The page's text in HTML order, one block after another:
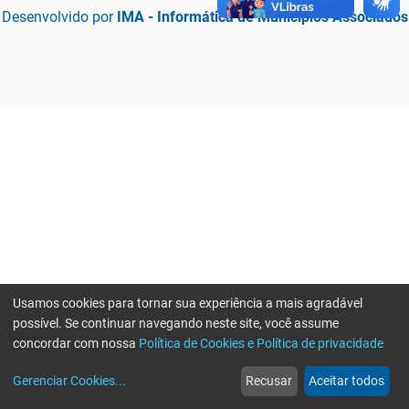
Desenvolvido por IMA - Informática de Municípios Associados
web
Notícias
more_horiz
Mais
Usamos cookies para tornar sua experiência a mais agradável
possível. Se continuar navegando neste site, você assume
concordar com nossa Política de Cookies e Política de privacidade
Gerenciar Cookies... Recusar Aceitar todos
Erro ao enviar informações, por favor tente novamente